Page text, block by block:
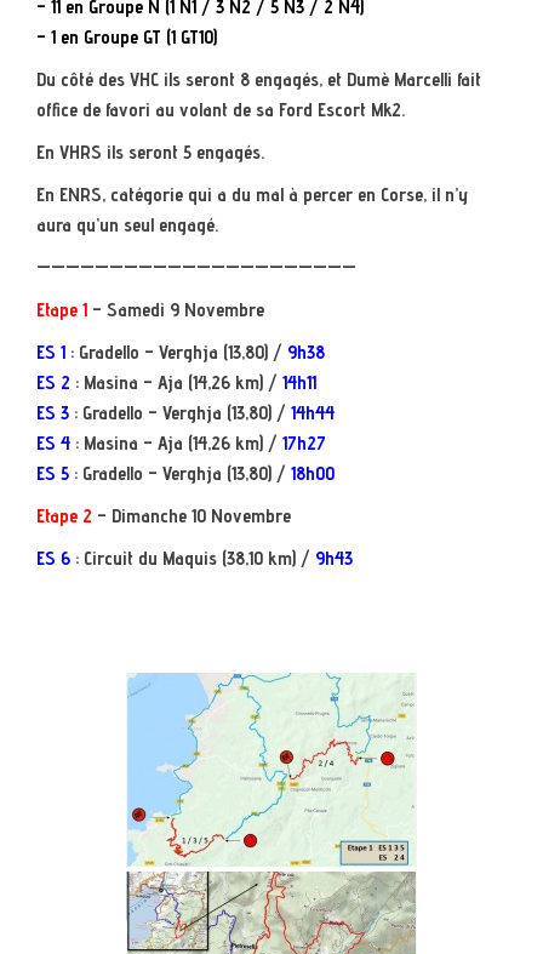
– 11 en Groupe N (1 N1 / 3 N2 / 5 N3 / 2 N4)
– 1 en Groupe GT (1 GT10)
Du côté des VHC ils seront 8 engagés, et Dumè Marcelli fait
office de favori au volant de sa Ford Escort Mk2.
En VHRS ils seront 5 engagés.
En ENRS, catégorie qui a du mal à percer en Corse, il n’y
aura qu’un seul engagé.
——————————————————————
Etape 1 – Samedi 9 Novembre
ES 1 : Gradello – Verghja (13,80) / 9h38
ES 2 : Masina – Aja (14,26 km) / 14h11
ES 3 : Gradello – Verghja (13,80) / 14h44
ES 4 : Masina – Aja (14,26 km) / 17h27
ES 5 : Gradello – Verghja (13,80) / 18h00
Etape 2 – Dimanche 10 Novembre
ES 6 : Circuit du Maquis (38,10 km) / 9h43